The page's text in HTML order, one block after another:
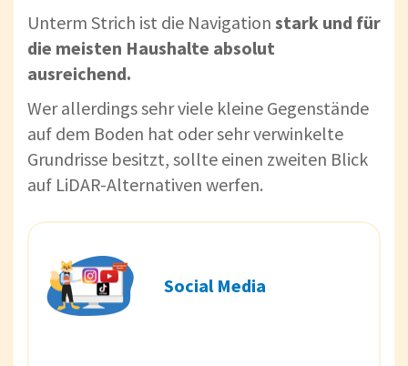
Unterm Strich ist die Navigation stark und für
die meisten Haushalte absolut
ausreichend.
Wer allerdings sehr viele kleine Gegenstände
auf dem Boden hat oder sehr verwinkelte
Grundrisse besitzt, sollte einen zweiten Blick
auf LiDAR-Alternativen werfen.
Social Media